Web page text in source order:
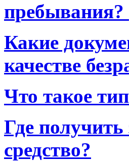
пребывания?
Какие
качестве
Что такое
Где
средство?